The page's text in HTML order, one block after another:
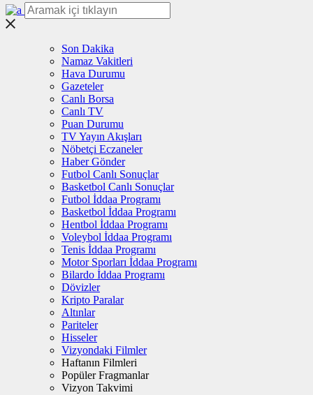
Son Dakika
Namaz Vakitleri
Hava Durumu
Gazeteler
Canlı Borsa
Canlı TV
Puan Durumu
TV Yayın Akışları
Nöbetçi Eczaneler
Haber Gönder
Futbol Canlı Sonuçlar
Basketbol Canlı Sonuçlar
Futbol İddaa Programı
Basketbol İddaa Programı
Hentbol İddaa Programı
Voleybol İddaa Programı
Tenis İddaa Programı
Motor Sporları İddaa Programı
Bilardo İddaa Programı
Dövizler
Kripto Paralar
Altınlar
Pariteler
Hisseler
Vizyondaki Filmler
Haftanın Filmleri
Popüler Fragmanlar
Vizyon Takvimi